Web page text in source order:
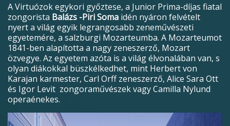
A Virtuózok egykori győztese, a Junior Prima-díjas fiatal
zongorista Balázs -Piri Soma idén nyáron felvételt
nyert a világ egyik legrangosabb zeneművészeti
egyetemére, a salzburgi Mozarteumba. A Mozarteumot
1841-ben alapította a nagy zeneszerző, Mozart
özvegye. Az egyetem azóta is a világ élvonalában van, s
olyan diákokkal büszkélkedhet, mint Herbert von
Karajan karmester, Carl Orff zeneszerző, Alice Sara Ott
és Igor Levit zongoraművészek vagy Camilla Nylund
operaénekes.